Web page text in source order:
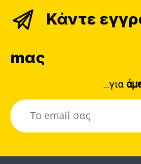
Κάντε
mας
...για